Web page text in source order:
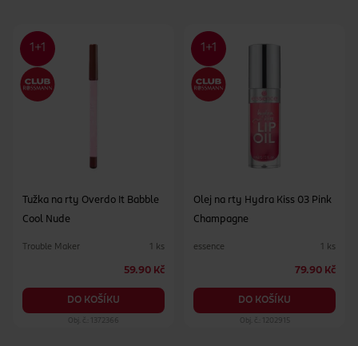
Tužka na rty Overdo It Babble
Cool Nude
Trouble Maker 1 ks
59.90 Kč
DO KOŠÍKU
Obj. č.: 1372366
Olej na rty Hydra Kiss 03 Pink
Champagne
essence 1 ks
79.90 Kč
DO KOŠÍKU
Obj. č.: 1202915